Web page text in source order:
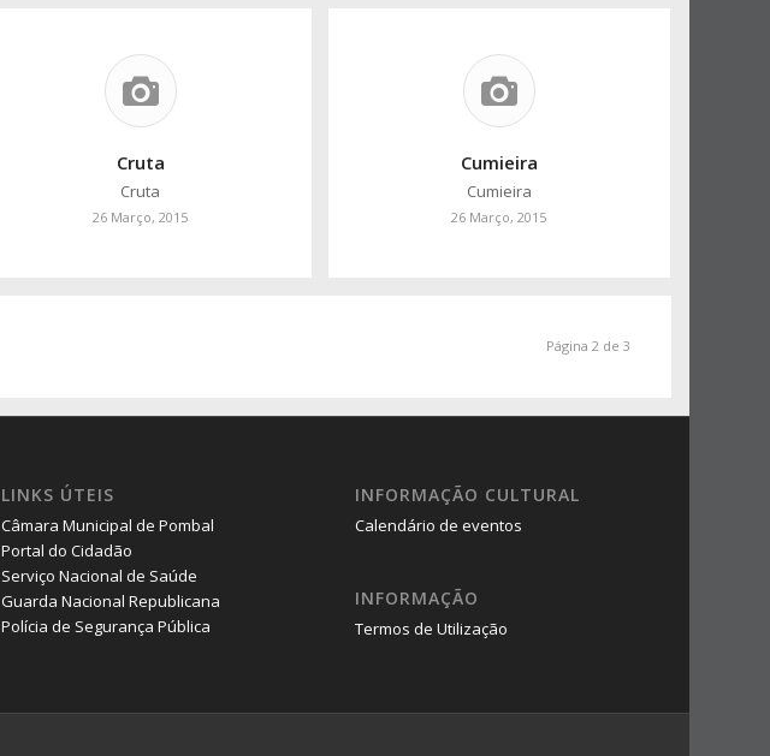
Cruta
Cruta
26 Março, 2015
Cumieira
Cumieira
26 Março, 2015
Página 2 de 3
LINKS ÚTEIS
Câmara Municipal de Pombal
Portal do Cidadão
Serviço Nacional de Saúde
Guarda Nacional Republicana
Polícia de Segurança Pública
INFORMAÇÃO CULTURAL
Calendário de eventos
INFORMAÇÃO
Termos de Utilização